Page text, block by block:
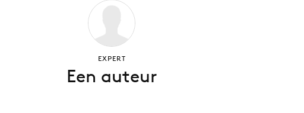
EXPERT
Een auteur